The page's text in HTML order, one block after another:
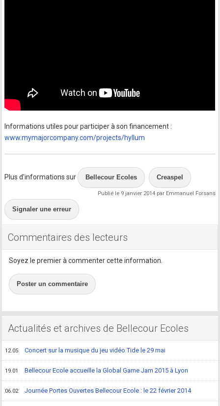
Informations utiles pour participer à son financement :
www.mymajorcompany.com/projects/hyllum
Plus d'informations sur Bellecour Ecoles Creaspel
Publié le 9 janvier 2014 par Emmanuel Forsans
Signaler une erreur
Commentaires des lecteurs
Soyez le premier à commenter cette information.
Poster un commentaire
Actualités et archives de Bellecour Ecoles
12.05 Concert sur la musique du jeu vidéo Tide le 29 mai
19.01 Bellecour Ecole accueille la Global Game Jam 2015 à Lyon
06.02 Journée Portes Ouvertes Bellecour Ecole : le 22 février 2014